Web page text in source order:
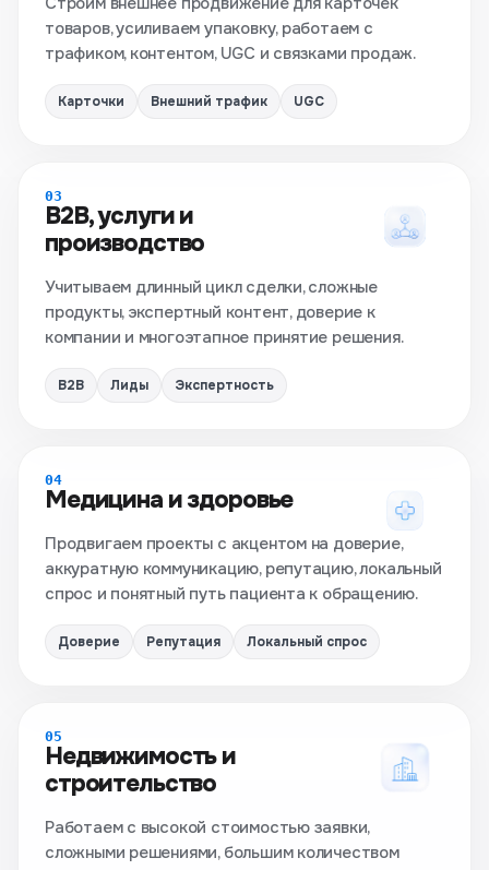
товаров, усиливаем упаковку, работаем с
трафиком, контентом, UGC и связками продаж.
Карточки Внешний трафик UGC
03
B2B, услуги и
производство
Учитываем длинный цикл сделки, сложные
продукты, экспертный контент, доверие к
компании и многоэтапное принятие решения.
B2B Лиды Экспертность
04
Медицина и здоровье
Продвигаем проекты с акцентом на доверие,
аккуратную коммуникацию, репутацию, локальный
спрос и понятный путь пациента к обращению.
Доверие Репутация Локальный спрос
05
Недвижимость и
строительство
Работаем с высокой стоимостью заявки,
сложными решениями, большим количеством